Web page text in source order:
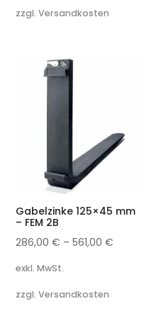
zzgl. Versandkosten
Gabelzinke 125×45 mm
– FEM 2B
286,00 € – 561,00 €
exkl. MwSt.
zzgl. Versandkosten